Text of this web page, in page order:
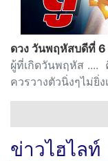
ดวง วันพฤหัสบดีที่
ผู้ที่เกิดวันพฤหัส ....
ควรวางตัวนิ่งๆไม่ยิ่
ข่าวไฮไลท์